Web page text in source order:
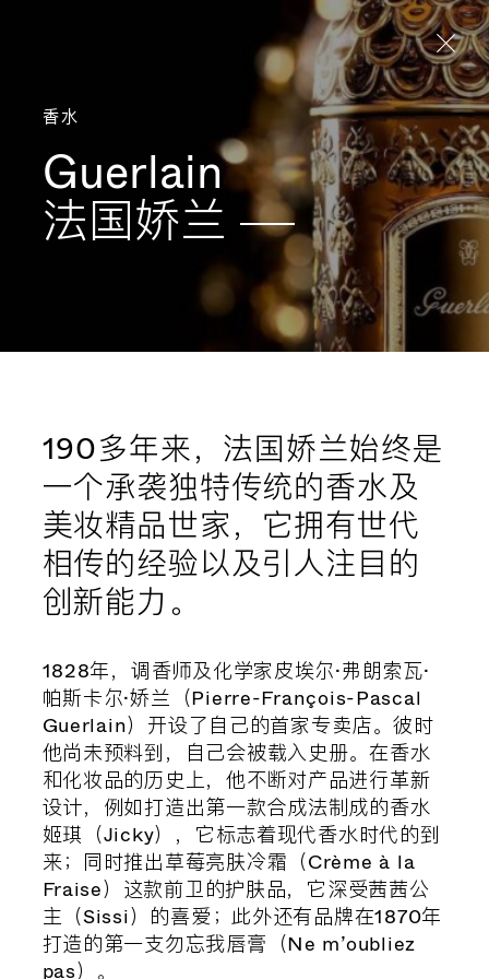
香水
Guerlain
法国娇兰
190多年来，法国娇兰始终是
一个承袭独特传统的香水及
美妆精品世家，它拥有世代
相传的经验以及引人注目的
创新能力。
1828年，调香师及化学家皮埃尔·弗朗索瓦·
帕斯卡尔·娇兰（Pierre-François-Pascal
Guerlain）开设了自己的首家专卖店。彼时
他尚未预料到，自己会被载入史册。在香水
和化妆品的历史上，他不断对产品进行革新
设计，例如打造出第一款合成法制成的香水
姬琪（Jicky），它标志着现代香水时代的到
来；同时推出草莓亮肤冷霜（Crème à la
Fraise）这款前卫的护肤品，它深受茜茜公
主（Sissi）的喜爱；此外还有品牌在1870年
打造的第一支勿忘我唇膏（Ne m’oubliez
pas）。